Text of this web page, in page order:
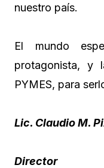
nuestro país.
El mundo
protagonista, y
PYMES, para
Lic. Claudio M.
Director